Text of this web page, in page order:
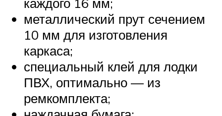
металлический прут сечением
10 мм для изготовления
каркаса;
специальный клей для лодки
ПВХ, оптимально — из
ремкомплекта;